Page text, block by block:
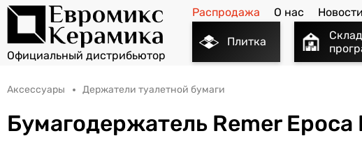
Распродажа О нас Новости
Плитка
Аксессуары Держатели туалетной бумаги
Бумагодержатель Remer Epoca